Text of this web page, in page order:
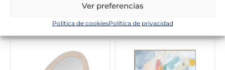
Ver preferencias
Política de cookiesPolítica de privacidad
Novedades en la tienda